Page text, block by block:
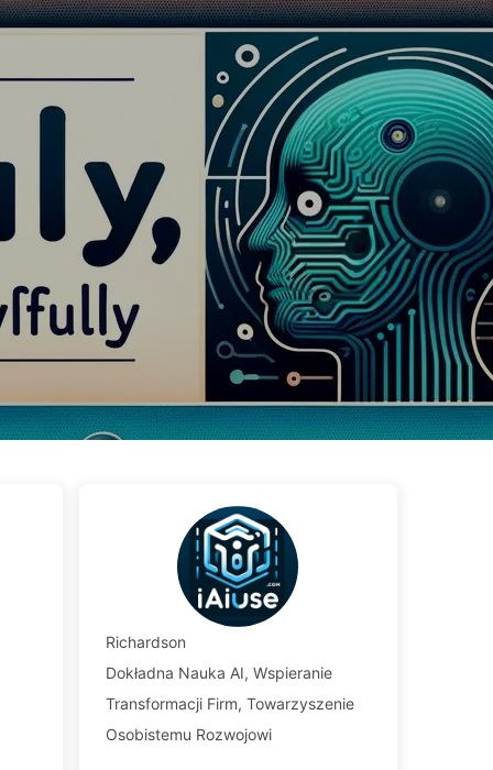
Tagi Kategorie Linki O nas 🇵🇱 Polski
Richardson
Dokładna Nauka AI, Wspieranie
Transformacji Firm, Towarzyszenie
Osobistemu Rozwojowi